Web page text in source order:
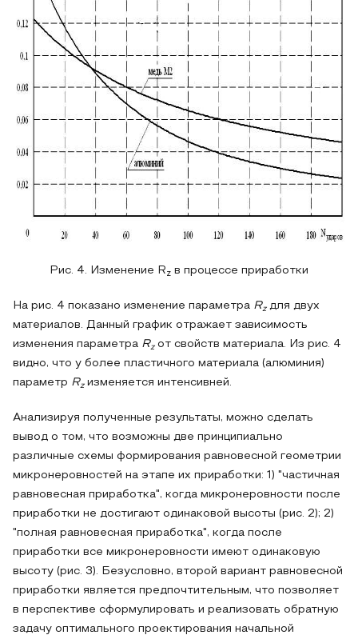
Рис. 4. Изменение R zв процессе приработки
На рис. 4 показано изменение параметра Rzдля двух
материалов. Данный график отражает зависимость
изменения параметра Rzот свойств материала. Из рис. 4
видно, что у более пластичного материала (алюминия)
параметр Rzизменяется интенсивней.
Анализируя полученные результаты, можно сделать
вывод о том, что возможны две принципиально
различные схемы формирования равновесной геометрии
микронеровностей на этапе их приработки: 1) "частичная
равновесная приработка", когда микронеровности после
приработки не достигают одинаковой высоты (рис. 2); 2)
"полная равновесная приработка", когда после
приработки все микронеровности имеют одинаковую
высоту (рис. 3). Безусловно, второй вариант равновесной
приработки является предпочтительным, что позволяет
в перспективе сформулировать и реализовать обратную
задачу оптимального проектирования начальной